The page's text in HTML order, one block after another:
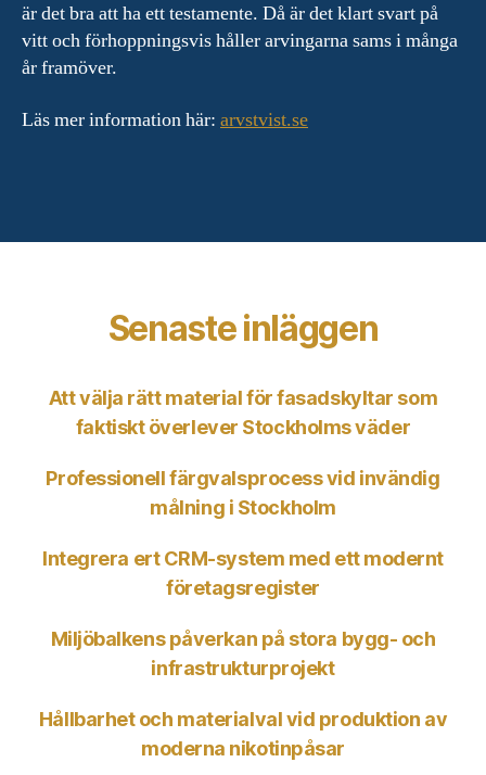
är det bra att ha ett testamente. Då är det klart svart på
vitt och förhoppningsvis håller arvingarna sams i många
år framöver.
Läs mer information här: arvstvist.se
Senaste inläggen
Att välja rätt material för fasadskyltar som
faktiskt överlever Stockholms väder
Professionell färgvalsprocess vid invändig
målning i Stockholm
Integrera ert CRM-system med ett modernt
företagsregister
Miljöbalkens påverkan på stora bygg- och
infrastrukturprojekt
Hållbarhet och materialval vid produktion av
moderna nikotinpåsar